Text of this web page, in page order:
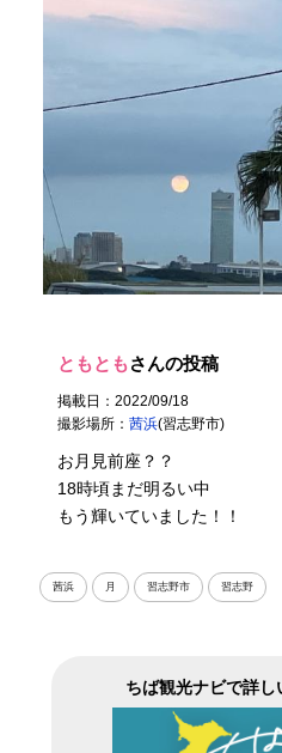
ともともさんの投稿
掲載日：2022/09/18
撮影場所：茜浜(習志野市)
お月見前座？？
18時頃まだ明るい中
もう輝いていました！！
茜浜 月 習志野市 習志野
ちば観光ナビで詳し